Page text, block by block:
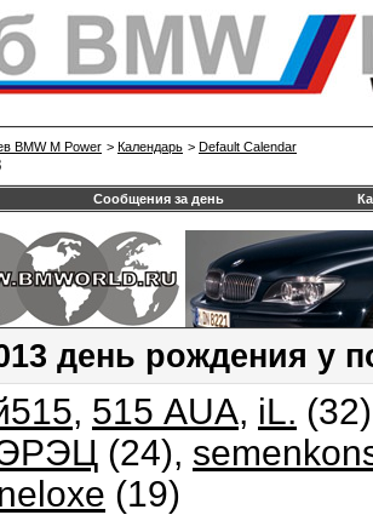
BMW M Power > Календарь > Default Calendar
Сообщения за день
день рождения у
, 515 AUA, iL.
(24),
(19)